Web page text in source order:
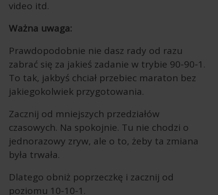
video itd.
Ważna uwaga:
Prawdopodobnie nie dasz rady od razu
zabrać się za jakieś zadanie w trybie 90-90-1.
To tak, jakbyś chciał przebiec maraton bez
jakiegokolwiek przygotowania.
Zacznij od mniejszych przedziałów
czasowych. Na spokojnie. Tu nie chodzi o
jednorazowy zryw, ale o to, żeby ta zmiana
była trwała.
Dlatego obniż poprzeczkę i zacznij od
poziomu 10-10-1.